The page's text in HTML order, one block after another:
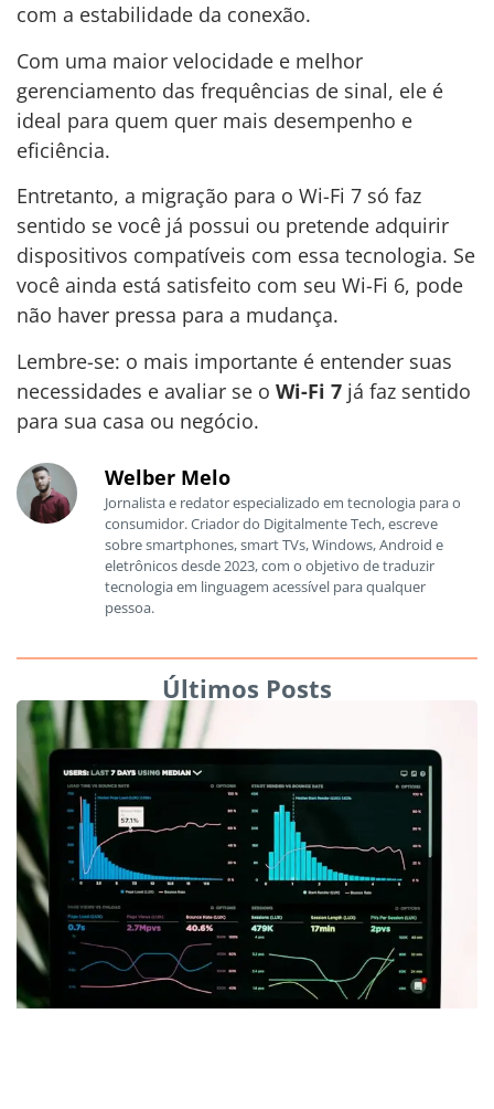
com a estabilidade da conexão.
Com uma maior velocidade e melhor
gerenciamento das frequências de sinal, ele é
ideal para quem quer mais desempenho e
eficiência.
Entretanto, a migração para o Wi-Fi 7 só faz
sentido se você já possui ou pretende adquirir
dispositivos compatíveis com essa tecnologia. Se
você ainda está satisfeito com seu Wi-Fi 6, pode
não haver pressa para a mudança.
Lembre-se: o mais importante é entender suas
necessidades e avaliar se o Wi-Fi 7 já faz sentido
para sua casa ou negócio.
Welber Melo
Jornalista e redator especializado em tecnologia para o
consumidor. Criador do Digitalmente Tech, escreve
sobre smartphones, smart TVs, Windows, Android e
eletrônicos desde 2023, com o objetivo de traduzir
tecnologia em linguagem acessível para qualquer
pessoa.
Últimos Posts